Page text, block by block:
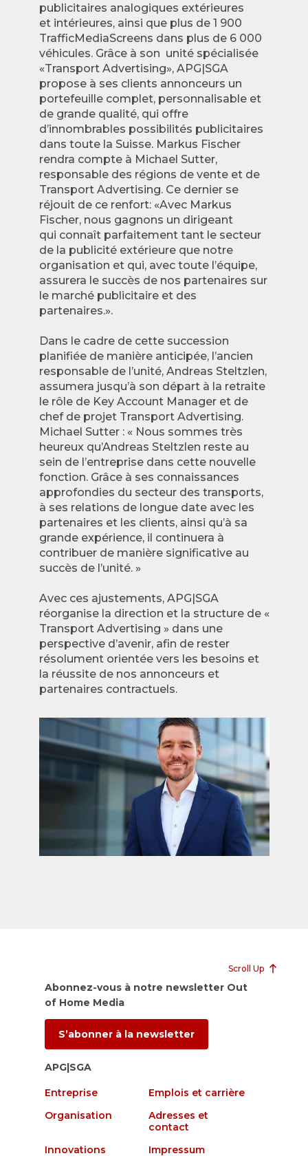
publicitaires analogiques extérieures
et intérieures, ainsi que plus de 1 900
TrafficMediaScreens dans plus de 6 000
véhicules. Grâce à son unité spécialisée
«Transport Advertising», APG|SGA
propose à ses clients annonceurs un
portefeuille complet, personnalisable et
de grande qualité, qui offre
d’innombrables possibilités publicitaires
dans toute la Suisse. Markus Fischer
rendra compte à Michael Sutter,
responsable des régions de vente et de
Transport Advertising. Ce dernier se
réjouit de ce renfort: «Avec Markus
Fischer, nous gagnons un dirigeant
qui connaît parfaitement tant le secteur
de la publicité extérieure que notre
organisation et qui, avec toute l’équipe,
assurera le succès de nos partenaires sur
le marché publicitaire et des
partenaires.».
Dans le cadre de cette succession
planifiée de manière anticipée, l’ancien
responsable de l’unité, Andreas Steltzlen,
assumera jusqu’à son départ à la retraite
le rôle de Key Account Manager et de
chef de projet Transport Advertising.
Michael Sutter : « Nous sommes très
heureux qu’Andreas Steltzlen reste au
sein de l’entreprise dans cette nouvelle
fonction. Grâce à ses connaissances
approfondies du secteur des transports,
à ses relations de longue date avec les
partenaires et les clients, ainsi qu’à sa
grande expérience, il continuera à
contribuer de manière significative au
succès de l’unité. »
Avec ces ajustements, APG|SGA
réorganise la direction et la structure de «
Transport Advertising » dans une
perspective d’avenir, afin de rester
résolument orientée vers les besoins et
la réussite de nos annonceurs et
partenaires contractuels.
Scroll Up
Abonnez-vous à notre newsletter Out
of Home Media
S’abonner à la newsletter
APG|SGA
Entreprise
Emplois et carrière
Organisation
Adresses et
contact
Innovations
Impressum